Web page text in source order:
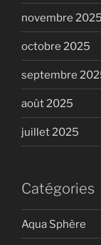
novembre 2025
octobre 2025
septembre
août 2025
juillet 2025
Catégories
Aqua Sphère